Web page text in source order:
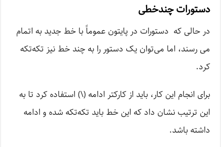
دستورات چندخطی
در حالی که دستورات در پایتون عموماً با خط جدید به اتمام
می رسند، اما می‌توان یک دستور را به چند خط نیز تکه‌تکه
کرد.
برای انجام این کار، باید از کارکتر ادامه (\) استفاده کرد تا به
این ترتیب نشان داد که این خط باید تکه‌تکه شده و ادامه
داشته باشد.